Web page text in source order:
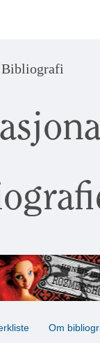
Bibliografi
Om